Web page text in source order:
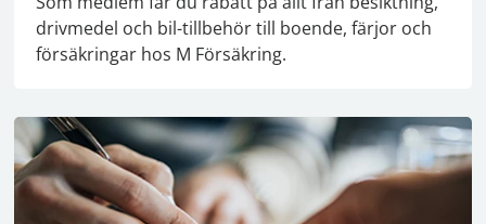
drivmedel och bil-tillbehör till boende, färjor och
försäkringar hos M Försäkring.